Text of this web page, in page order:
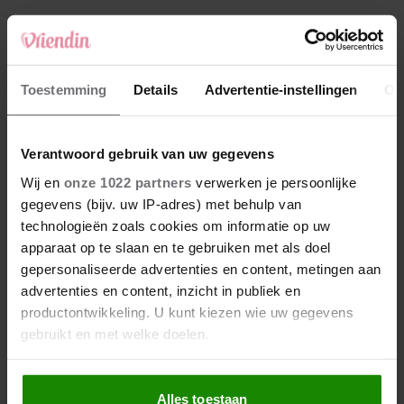
Toestemming Details Advertentie-instellingen
Verantwoord gebruik van uw gegevens
Wij en onze 1022 partners verwerken je persoonlijke
gegevens (bijv. uw IP-adres) met behulp van
technologieën zoals cookies om informatie op uw
apparaat op te slaan en te gebruiken met als doel
gepersonaliseerde advertenties en content, metingen aan
advertenties en content, inzicht in publiek en
productontwikkeling. U kunt kiezen wie uw gegevens
gebruikt en met welke doelen.
Als u het toestaat, willen we ook graag:
Alles toestaan
4 fluistert hij. Ik sluit mijn ogen en zwijg’
5 Makelaar Mandy: ‘Vrijdagavond belde Bart.
Hij sprak eng kalm’
Nieuw